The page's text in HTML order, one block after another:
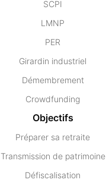
SCPI
LMNP
PER
Girardin industriel
Démembrement
Crowdfunding
Objectifs
Préparer sa retraite
Transmission de patrimoine
Défiscalisation